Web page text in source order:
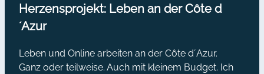
Herzensprojekt: Leben an der Côte d
´Azur
Leben und Online arbeiten an der Côte d´Azur.
Ganz oder teilweise. Auch mit kleinem Budget. Ich